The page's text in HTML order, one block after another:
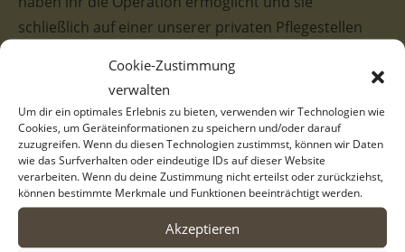
Cookie-Zustimmung
verwalten
Um dir ein optimales Erlebnis zu bieten, verwenden wir Technologien wie
Cookies, um Geräteinformationen zu speichern und/oder darauf
zuzugreifen. Wenn du diesen Technologien zustimmst, können wir Daten
wie das Surfverhalten oder eindeutige IDs auf dieser Website
verarbeiten. Wenn du deine Zustimmung nicht erteilst oder zurückziehst,
können bestimmte Merkmale und Funktionen beeinträchtigt werden.
Akzeptieren
schließlich auf einer unserer privaten Pflegestellen
verantwortungsbewusste Menschen, die ihr ein
dauerhaftes Zuhause schenken- mit allem, was dazu
gehört.
Foxy ist eine bezaubernde, kleine Hundedame mit
einer hübschen dreifarbigen Fellzeichnung.
Besonders auffällig sind ihre Ohren, die ihr einen
besonderen Charme verleihen. Apropos Charme, von